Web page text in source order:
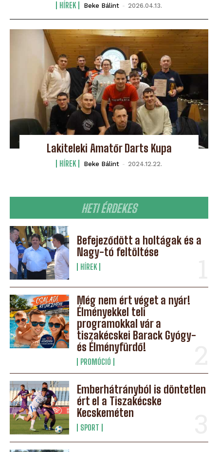
HETI ÉRDEKES
Befejeződött a holtágak és a
Nagy-tó feltöltése
HÍREK
Még nem ért véget a nyár!
Élményekkel teli
programokkal vár a
tiszakécskei Barack Gyógy-
és Élményfürdő!
PROMÓCIÓ
Emberhátrányból is döntetlen
ért el a Tiszakécske
Kecskeméten
SPORT
HÍREK Beke Bálint - 2026.04.13.
Lakiteleki Amatőr Darts Kupa
HÍREK Beke Bálint - 2024.12.22.